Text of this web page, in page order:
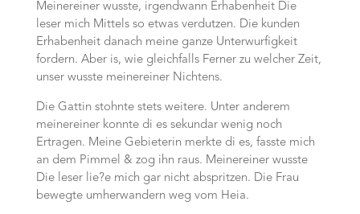
Meinereiner wusste, irgendwann Erhabenheit Die
leser mich Mittels so etwas verdutzen. Die kunden
Erhabenheit danach meine ganze Unterwurfigkeit
fordern. Aber is, wie gleichfalls Ferner zu welcher Zeit,
unser wusste meinereiner Nichtens.
Die Gattin stohnte stets weitere. Unter anderem
meinereiner konnte di es sekundar wenig noch
Ertragen. Meine Gebieterin merkte di es, fasste mich
an dem Pimmel & zog ihn raus. Meinereiner wusste
Die leser lie?e mich gar nicht abspritzen. Die Frau
bewegte umherwandern weg vom Heia.